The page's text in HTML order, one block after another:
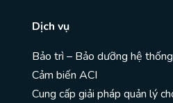
Dịch vụ
Bảo trì – Bảo dưỡng hệ thống
Cảm biến ACI
Cung cấp giải pháp quản lý